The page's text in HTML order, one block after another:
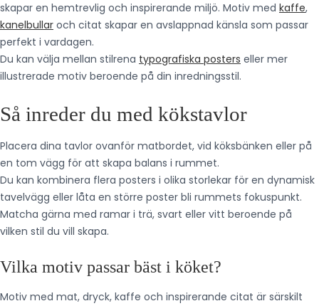
skapar en hemtrevlig och inspirerande miljö. Motiv med kaffe,
kanelbullar och citat skapar en avslappnad känsla som passar
perfekt i vardagen.
Du kan välja mellan stilrena typografiska posters eller mer
illustrerade motiv beroende på din inredningsstil.
Så inreder du med kökstavlor
Placera dina tavlor ovanför matbordet, vid köksbänken eller på
en tom vägg för att skapa balans i rummet.
Du kan kombinera flera posters i olika storlekar för en dynamisk
tavelvägg eller låta en större poster bli rummets fokuspunkt.
Matcha gärna med ramar i trä, svart eller vitt beroende på
vilken stil du vill skapa.
Vilka motiv passar bäst i köket?
Motiv med mat, dryck, kaffe och inspirerande citat är särskilt